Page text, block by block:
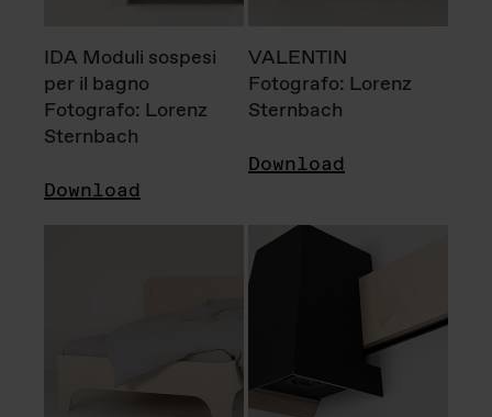
IDA Moduli sospesi
per il bagno
Fotografo: Lorenz
Sternbach
Download
VALENTIN
Fotografo: Lorenz
Sternbach
Download